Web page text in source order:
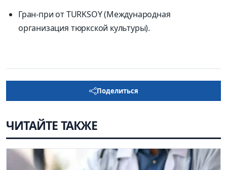
Гран-при от TURKSOY (Международная
организация тюркской культуры).
Поделиться
ЧИТАЙТЕ ТАКЖЕ